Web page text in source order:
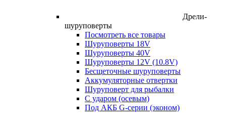
Дрели-
шуруповерты
Посмотреть все товары
Шуруповерты 18V
Шуруповерты 40V
Шуруповерты 12V (10.8V)
Бесщеточные шуруповерты
Аккумуляторные отвертки
Шуруповерт для рыбалки
С ударом (осевым)
Под АКБ G-серии (эконом)